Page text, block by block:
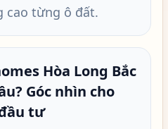
cao từng ô đất.
Hòa Long Bắc
Góc nhìn cho
tư